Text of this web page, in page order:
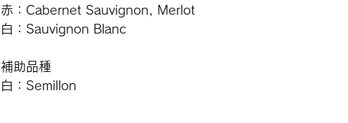
赤：Cabernet Sauvignon, Merlot
白：Sauvignon Blanc
補助品種
白：Semillon